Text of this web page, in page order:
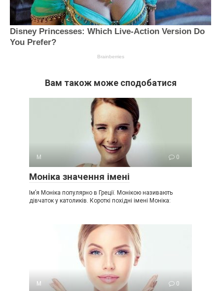
Вам також може сподобатися
М 0
Моніка значення імені
Ім’я Моніка популярно в Греції. Монікою називають
дівчаток у католиків. Короткі похідні імені Моніка:
М 0